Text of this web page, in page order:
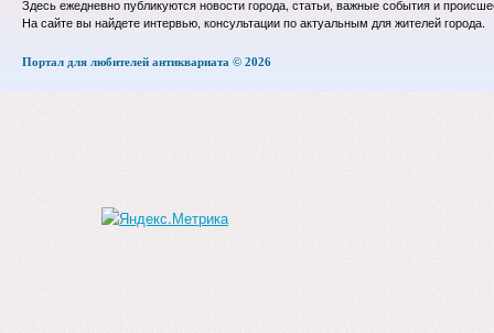
Здесь ежедневно публикуются новости города, статьи, важные события и
На сайте вы найдете интервью, консультации по актуальным для жителей города.
Портал для любителей антиквариата © 2026